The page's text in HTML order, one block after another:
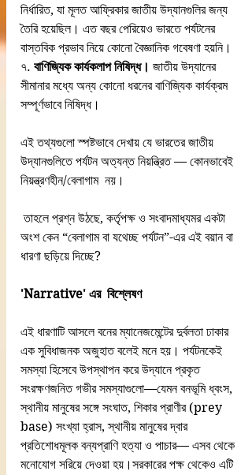
নির্ধারিত, যা মূলত আফ্রিকার জাতীয় উদ্যানগুলির জন্য
তৈরি হয়েছিল। এত বছর পেরিয়েও ভারতে পর্যটনের
বাস্তবিক প্রভাব নিয়ে কোনো বৈজ্ঞানিক গবেষণা হয়নি।
৭. বাণিজ্যিক কার্যকলাপ নিষিদ্ধ। জাতীয় উদ্যানের
সীমানার মধ্যে অন্য কোনো ধরনের বাণিজ্যিক কার্যক্রম
সম্পূর্ণভাবে নিষিদ্ধ।
এই তথ্যগুলো স্পষ্টভাবে দেখায় যে ভারতের জাতীয়
উদ্যানগুলিতে পর্যটন অত্যন্ত নিয়ন্ত্রিত — কোনভাবেই
নিয়ন্ত্রণহীন/বেলাগাম  নয়।
তাহলে প্রশ্ন উঠছে, কর্তৃপক্ষ ও সংবাদমাধ্যমর একটা
অংশ কেন “বেলাগাম বা যথেচ্ছ পর্যটন”-এর এই বয়ান বা
ধারণা ছড়িয়ে দিচ্ছে?
'Narrative' এর  বিশ্লেষণ
এই ধারণাটি আসলে বনের ম্যানেজমেন্টের দুর্বলতা ঢাকার
এক সুবিধাজনক অজুহাত বলেই মনে হয়। পর্যটনকেই
সমস্যা হিসেবে উপস্থাপন করে উদ্যানে প্রকৃত
সংরক্ষণজনিত গভীর সমস্যাগুলো—যেমন বনভূমি ধ্বংস,
স্থানীয় মানুষের সঙ্গে সংঘাত, শিকার প্রাণীর (prey
base) সংখ্যা হ্রাস, স্থানীয় মানুষের দ্বার
প্রতিশোধমূলক বন্যপ্রাণি হত্যা ও পাচার— এসব থেকে
মনোযোগ সরিয়ে দেওয়া হয়।সরকারের পক্ষ থেকেও এটি